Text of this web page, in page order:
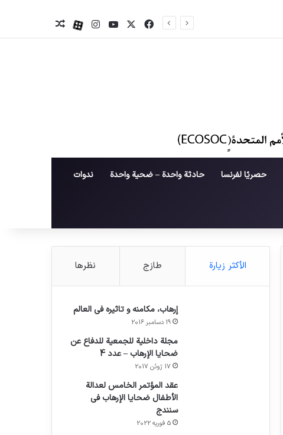
فیس بوکیوتیوباینستاگرام
آپاراتنوشته تصادفی
حصريًا لفرنسا حادثة واحدة – ضحية واحدة ندوات
الأكثر زيارة طازج نظرها
إرهاب، مكامنه و تاثيره في العالم
19 دسامبر 2016
مجلة داخلية للجمعية للدفاع عن
ضحايا الإرهاب – عدد 4
17 ژوئن 2017
عقد المؤتمر الخامس لعدالة
الأطفال ضحايا الإرهاب في
سنندج
5 فوریه 2022